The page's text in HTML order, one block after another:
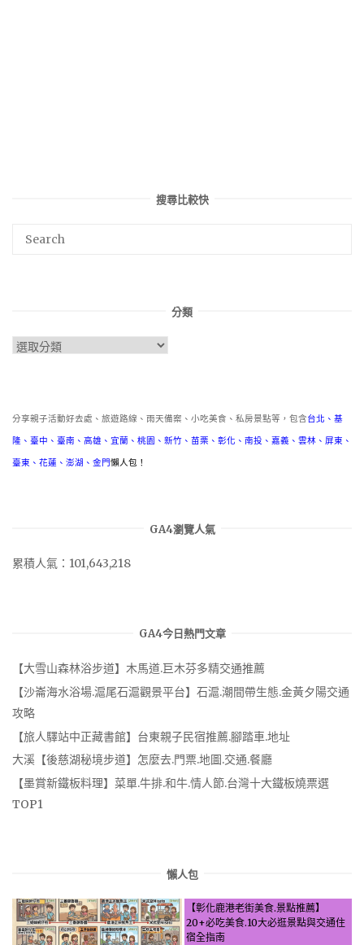
搜尋比較快
分類
分
分享親子活動好去處、旅遊路線、雨天備案、小吃美食、私房景點等，包含台北 、 基
隆 、 臺中 、 臺南 、 高雄 、 宜蘭 、 桃園 、 新竹 、 苗栗 、 彰化 、 南投 、 嘉義 、 雲林 、 屏東 、
臺東 、 花蓮 、 澎湖 、 金門懶人包！
GA4瀏覽人氣
累積人氣：101,643,218
GA4今日熱門文章
【大雪山森林浴步道】木馬道.巨木芬多精交通推薦
【沙崙海水浴場.滬尾石滬觀景平台】石滬.潮間帶生態.金黃夕陽交通
攻略
【旅人驛站中正藏書館】台東親子民宿推薦.腳踏車.地址
大溪【後慈湖秘境步道】怎麼去.門票.地圖.交通.餐廳
【墨賞新鐵板料理】菜單.牛排.和牛.情人節.台灣十大鐵板燒票選
TOP1
懶人包
【彰化鹿港老街美食.景點推薦】
20+必吃美食.10大必逛景點與交通住
宿全指南